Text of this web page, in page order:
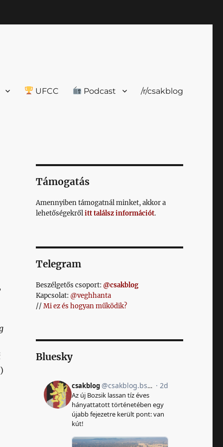
UFCC Podcast /r/csakblog
Támogatás
Amennyiben támogatnál minket, akkor a
lehetőségekrőlitt találsz információt.
Telegram
Beszélgetős csoport: @csakblog
Kapcsolat: @veghhanta
// Mi ez és hogyan működik?
Bluesky